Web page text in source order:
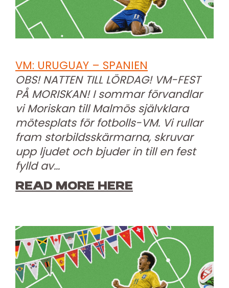
VM: URUGUAY – SPANIEN
OBS! NATTEN TILL LÖRDAG! VM-FEST
PÅ MORISKAN! I sommar förvandlar
vi Moriskan till Malmös självklara
mötesplats för fotbolls-VM. Vi rullar
fram storbildsskärmarna, skruvar
upp ljudet och bjuder in till en fest
fylld av…
READ MORE HERE